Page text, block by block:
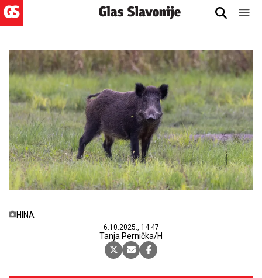
HINA
6.10.2025., 14:47
Tanja Pernička/H